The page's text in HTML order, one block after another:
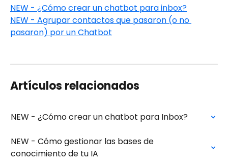
NEW - ¿Cómo crear un chatbot para inbox?
NEW - Agrupar contactos que pasaron (o no
pasaron) por un Chatbot
Artículos relacionados
NEW - ¿Cómo crear un chatbot para Inbox?
NEW - Cómo gestionar las bases de
conocimiento de tu IA